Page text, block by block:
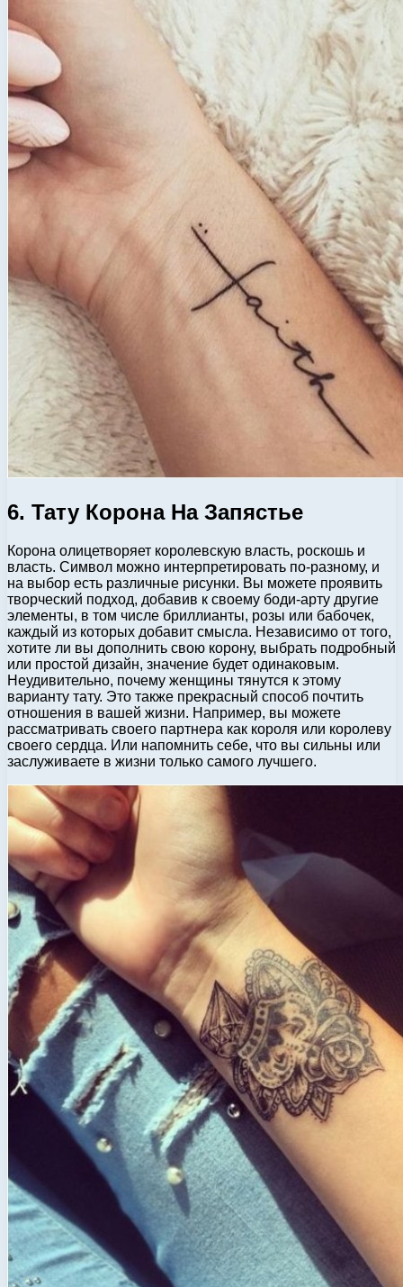
6. Тату Корона На Запястье
Корона олицетворяет королевскую власть, роскошь и
власть. Символ можно интерпретировать по-разному, и
на выбор есть различные рисунки. Вы можете проявить
творческий подход, добавив к своему боди-арту другие
элементы, в том числе бриллианты, розы или бабочек,
каждый из которых добавит смысла. Независимо от того,
хотите ли вы дополнить свою корону, выбрать подробный
или простой дизайн, значение будет одинаковым.
Неудивительно, почему женщины тянутся к этому
варианту тату. Это также прекрасный способ почтить
отношения в вашей жизни. Например, вы можете
рассматривать своего партнера как короля или королеву
своего сердца. Или напомнить себе, что вы сильны или
заслуживаете в жизни только самого лучшего.